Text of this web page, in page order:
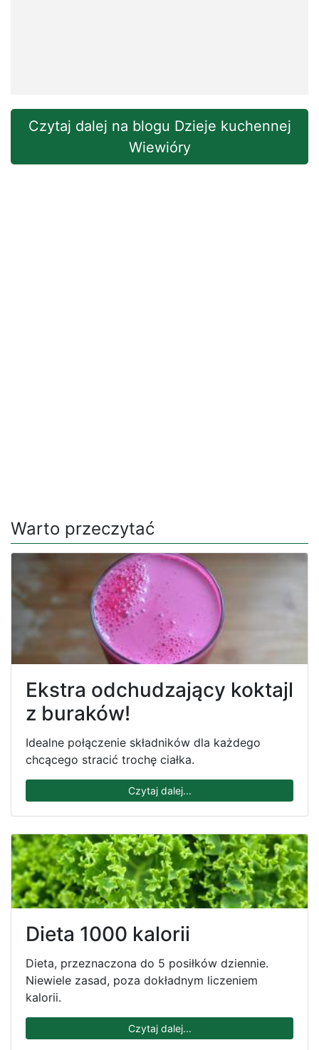
Czytaj dalej na blogu Dzieje kuchennej
Wiewióry
Warto przeczytać
Ekstra odchudzający koktajl
z buraków!
Idealne połączenie składników dla każdego
chcącego stracić trochę ciałka.
Czytaj dalej...
Dieta 1000 kalorii
Dieta, przeznaczona do 5 posiłków dziennie.
Niewiele zasad, poza dokładnym liczeniem
kalorii.
Czytaj dalej...